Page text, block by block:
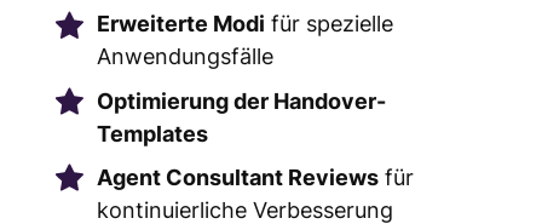
Erweiterte Modi für spezielle
Anwendungsfälle
Optimierung der Handover-
Templates
Agent Consultant Reviews für
kontinuierliche Verbesserung